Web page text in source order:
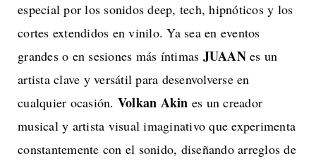
especial por los sonidos deep, tech, hipnóticos y los
cortes extendidos en vinilo. Ya sea en eventos
grandes o en sesiones más íntimas JUAANes un
artista clave y versátil para desenvolverse en
cualquier ocasión. Volkan Akin es un creador
musical y artista visual imaginativo que experimenta
constantemente con el sonido, diseñando arreglos de